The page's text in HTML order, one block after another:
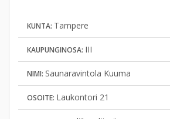
KUNTA: Tampere
KAUPUNGINOSA: III
NIMI: Saunaravintola Kuuma
OSOITE: Laukontori 21